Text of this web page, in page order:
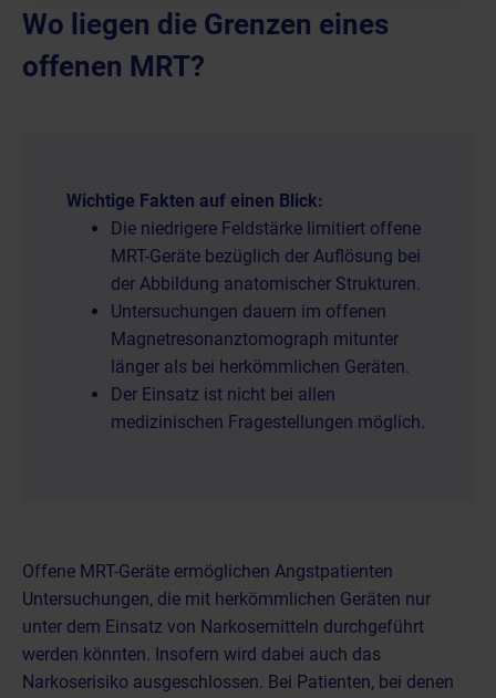
Wo liegen die Grenzen eines
offenen MRT?
Wichtige Fakten auf einen Blick:
Die niedrigere Feldstärke limitiert offene
MRT-Geräte bezüglich der Auflösung bei
der Abbildung anatomischer Strukturen.
Untersuchungen dauern im offenen
Magnetresonanztomograph mitunter
länger als bei herkömmlichen Geräten.
Der Einsatz ist nicht bei allen
medizinischen Fragestellungen möglich.
Offene MRT-Geräte ermöglichen Angstpatienten
Untersuchungen, die mit herkömmlichen Geräten nur
unter dem Einsatz von Narkosemitteln durchgeführt
werden könnten. Insofern wird dabei auch das
Narkoserisiko ausgeschlossen. Bei Patienten, bei denen